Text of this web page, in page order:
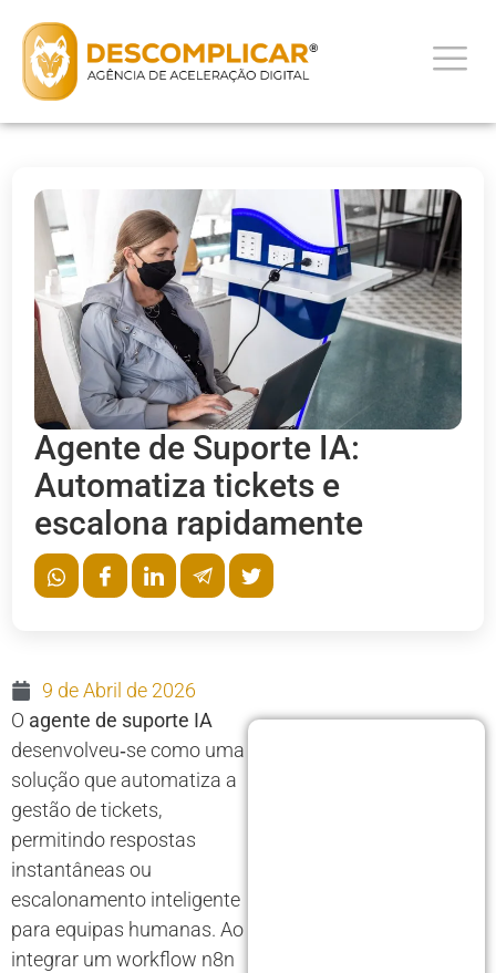
Agente de Suporte IA:
Automatiza tickets e
escalona rapidamente
9 de Abril de 2026
O agente de suporte IA
desenvolveu‑se como uma
solução que automatiza a
gestão de tickets,
permitindo respostas
instantâneas ou
escalonamento inteligente
para equipas humanas. Ao
integrar um workflow n8n